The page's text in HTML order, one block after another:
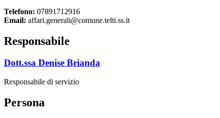
Telefono: 07891712916
Email: affari.generali@comune.telti.ss.it
Responsabile
Dott.ssa Denise Brianda
Responsabile di servizio
Persona